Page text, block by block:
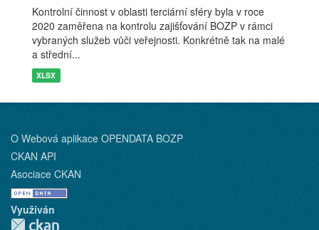
Kontrolní činnost v oblasti terciární sféry byla v roce
2020 zaměřena na kontrolu zajišťování BOZP v rámci
vybraných služeb vůči veřejnosti. Konkrétně tak na malé
a střední...
XLSX
O Webová aplikace OPENDATA BOZP
CKAN API
Asociace CKAN
Využíván